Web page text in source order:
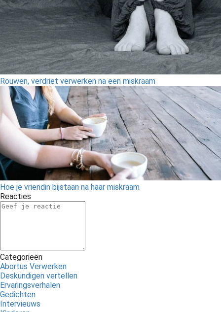
Rouwen, verdriet verwerken na een miskraam
Hoe je vriendin bijstaan na haar miskraam
Reacties
Categorieën
Abortus Verwerken
Deskundigen vertellen
Ervaringsverhalen
Gedichten
Intervieuws